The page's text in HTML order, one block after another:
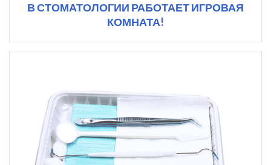
В СТОМАТОЛОГИИ РАБОТАЕТ ИГРОВАЯ
КОМНАТА!